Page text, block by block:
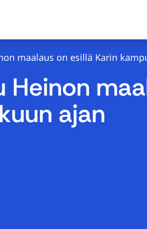
maalaus on esillä Karin
Heinon
ajan